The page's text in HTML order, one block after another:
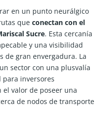
en un punto neurálgico
que conectan con el
Sucre. Esta cercanía
y una visibilidad
de gran envergadura. La
sector con una plusvalía
inversores
valor de poseer una
de nodos de transporte